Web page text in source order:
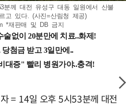
분께 대전 유성구 대동 일원에서 산불
고 있다. (사진=산림청 제공)
*재판매 및 DB 금지
= 14일 오후 5시53분께 대전